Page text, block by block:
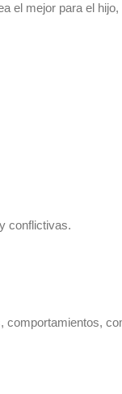
el mejor para el
conflictivas.
comportamientos,